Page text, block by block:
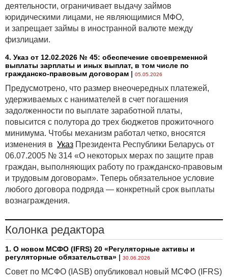
деятельности, ограничивает выдачу займов
юридическими лицами, не являющимися МФО,
и запрещает займы в иностранной валюте между
физлицами.
4. Указ от 12.02.2026 № 45: обеспечение своевременной
выплаты зарплаты и иных выплат, в том числе по
гражданско-правовым договорам | 05.05.2026
Предусмотрено, что размер внеочередных платежей,
удерживаемых с нанимателей в счет погашения
задолженности по выплате заработной платы,
повысится с полутора до трех бюджетов прожиточного
минимума. Чтобы механизм работал четко, вносятся
изменения в Указ Президента Республики Беларусь от
06.07.2005 № 314 «О некоторых мерах по защите прав
граждан, выполняющих работу по гражданско-правовым
и трудовым договорам». Теперь обязательное условие
любого договора подряда — конкретный срок выплаты
вознаграждения.
Колонка редактора
1. О новом МСФО (IFRS) 20 «Регуляторные активы и
регуляторные обязательства» | 30.06.2026
Совет по МСФО (IASB) опубликовал новый МСФО (IFRS)